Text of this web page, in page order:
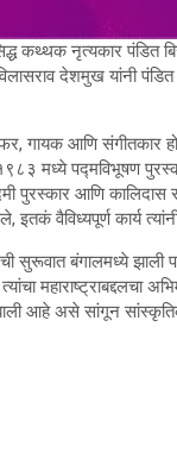
कथ्थक नृत्यकार पंडित
देशमुख यांनी पंडित
गायक आणि संगीतकार
मध्ये पद्मविभूषण
पुरस्कार आणि कालिदास
इतकं वैविध्यपूर्ण कार्य
सुरूवात बंगालमध्ये झाली
महाराष्ट्राबद्दलचा
आहे असे सांगून